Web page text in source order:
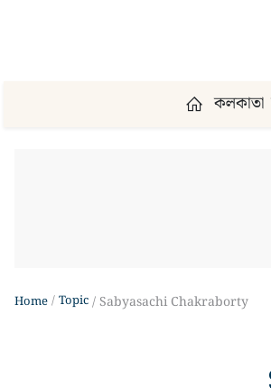
কলকাতা
Home Topic Sabyasachi Chakraborty